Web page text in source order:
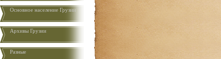
Основное население Грузии
Aрхивы Грузии
Разные